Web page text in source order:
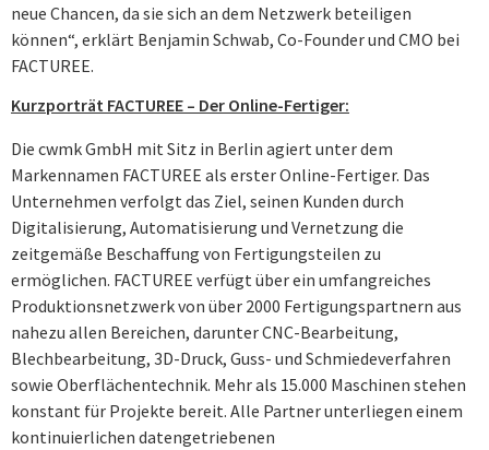
neue Chancen, da sie sich an dem Netzwerk beteiligen
können“, erklärt Benjamin Schwab, Co-Founder und CMO bei
FACTUREE.
Kurzporträt FACTUREE – Der Online-Fertiger:
Die cwmk GmbH mit Sitz in Berlin agiert unter dem
Markennamen FACTUREE als erster Online-Fertiger. Das
Unternehmen verfolgt das Ziel, seinen Kunden durch
Digitalisierung, Automati­sierung und Vernetzung die
zeitgemäße Beschaffung von Ferti­gungsteilen zu
ermöglichen. FACTUREE verfügt über ein umfangreiches
Produktionsnetzwerk von über 2000 Fertigungs­partnern aus
nahezu allen Bereichen, darunter CNC-Bearbeitung,
Blechbearbeitung, 3D-Druck, Guss- und Schmiedeverfahren
sowie Oberflächentechnik. Mehr als 15.000 Maschinen stehen
konstant für Projekte bereit. Alle Partner unterliegen einem
kontinuierlichen datengetriebenen